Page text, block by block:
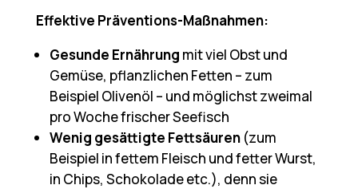
Effektive Präventions-Maßnahmen:
Gesunde Ernährung mit viel Obst und
Gemüse, pflanzlichen Fetten – zum
Beispiel Olivenöl – und möglichst zweimal
pro Woche frischer Seefisch
Wenig gesättigte Fettsäuren (zum
Beispiel in fettem Fleisch und fetter Wurst,
in Chips, Schokolade etc.), denn sie